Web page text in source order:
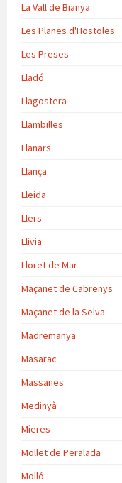
La Vall de Bianya
Les Planes d'Hostoles
Les Preses
Lladó
Llagostera
Llambilles
Llanars
Llança
Lleida
Llers
Llivia
Lloret de Mar
Maçanet de Cabrenys
Maçanet de la Selva
Madremanya
Masarac
Massanes
Medinyà
Mieres
Mollet de Peralada
Molló